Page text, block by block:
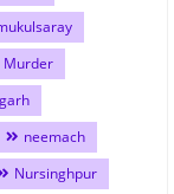
Murder
neemach
Nursinghpur